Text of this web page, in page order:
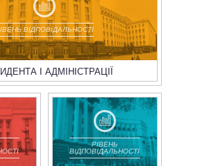
ВІДПОВІДАЛЬНОСТІ
І АДМІНІСТРАЦІЇ
РІВЕНЬ
ВІДПОВІДАЛЬНОСТІ